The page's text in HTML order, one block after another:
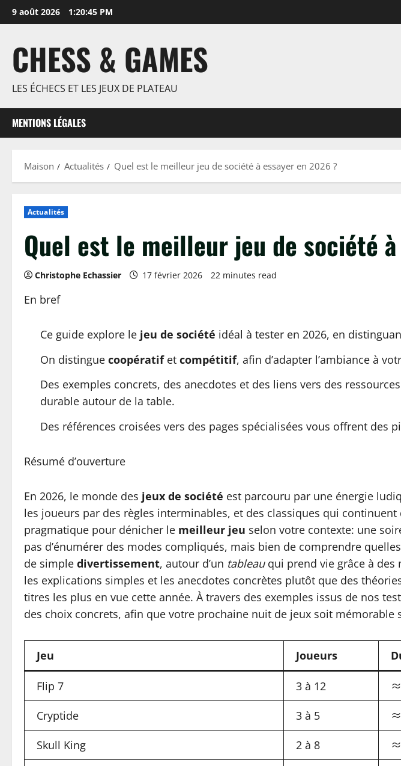
Passer
au
9 août 2026 1:20:46 PM
CHESS & GAMES
LES ÉCHECS ET LES JEUX DE PLATEAU
MENTIONS LÉGALES
Maison Actualités Quel est le meilleur jeu de société à essayer en 2026 ?
Actualités
Quel est le meilleur jeu de société
Christophe Echassier 17 février 2026 22 minutes read
En bref
Ce guide explore le jeu de société idéal à tester en 2026, en
On distingue coopératifet compétitif, afin d’adapter l’ambiance à
Des exemples concrets, des anecdotes et des liens vers des
durable autour de la table.
Des références croisées vers des pages spécialisées vous offrent des
Résumé d’ouverture
En 2026, le monde des jeux de société est parcouru par une énergie
les joueurs par des règles interminables, et des classiques qui
pragmatique pour dénicher le meilleur jeu selon votre contexte: une
pas d’énumérer des modes compliqués, mais bien de comprendre
de simple divertissement, autour d’un tableauqui prend vie grâce à des
les explications simples et les anecdotes concrètes plutôt que des
titres les plus en vue cette année. À travers des exemples issus de nos
des choix concrets, afin que votre prochaine nuit de jeux soit mémorable
Jeu Joueurs
Flip 7 3 à 12
Cryptide 3 à 5
Skull King 2 à 8